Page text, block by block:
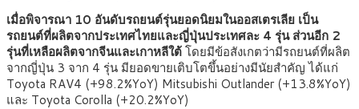
เมื่อพิจารณา 10 อันดับรถยนต์รุ่นยอดนิยมในออสเตรเลีย เป็น
รถยนต์ที่ผลิตจากประเทศไทยและญี่ปุ่นประเทศละ 4 รุ่น ส่วนอีก 2
รุ่นที่เหลือผลิตจากจีนและเกาหลีใต้โดยมีข้อสังเกตว่ามีรถยนต์ที่ผลิต
จากญี่ปุ่น 3 จาก 4 รุ่น มียอดขายเติบโตขึ้นอย่างมีนัยสำคัญ ได้แก่
Toyota RAV4 (+98.2%YoY) Mitsubishi Outlander (+13.8%YoY)
และ Toyota Corolla (+20.2%YoY)